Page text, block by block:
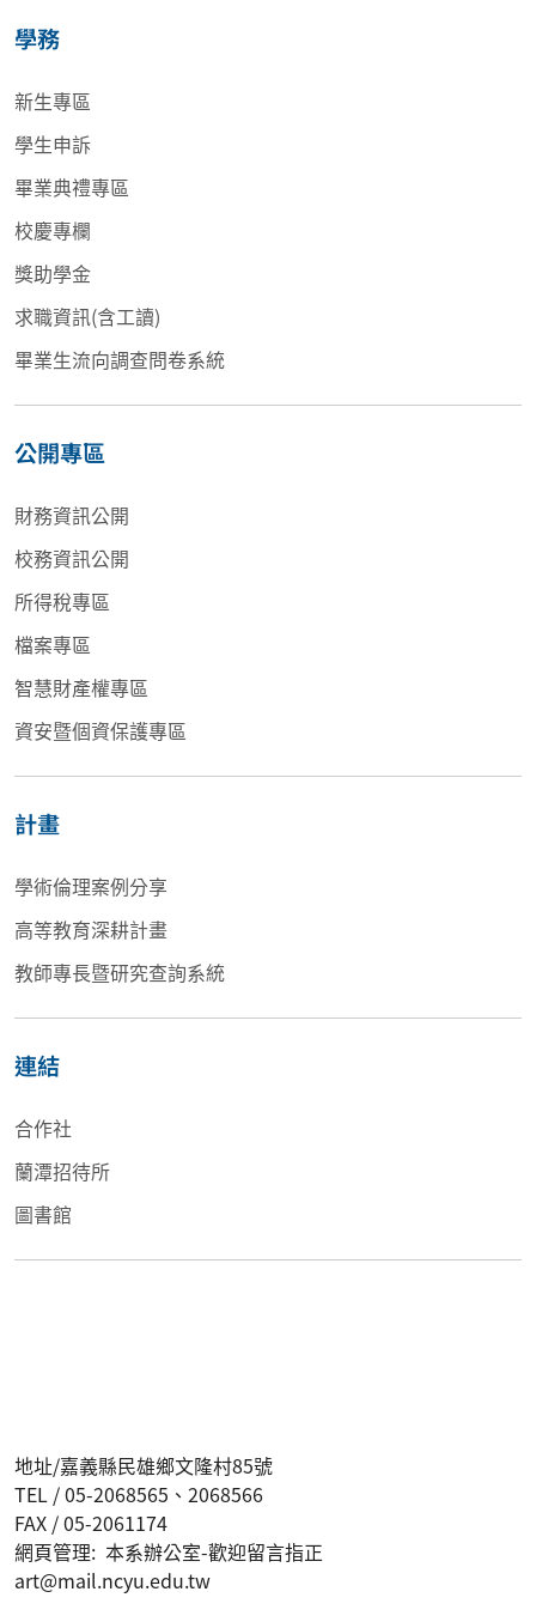
學務
新生專區
學生申訴
畢業典禮專區
校慶專欄
獎助學金
求職資訊(含工讀)
畢業生流向調查問卷系統
公開專區
財務資訊公開
校務資訊公開
所得稅專區
檔案專區
智慧財產權專區
資安暨個資保護專區
計畫
學術倫理案例分享
高等教育深耕計畫
教師專長暨研究查詢系統
連結
合作社
蘭潭招待所
圖書館
地址/嘉義縣民雄鄉文隆村85號
TEL / 05-2068565、2068566
FAX / 05-2061174
網頁管理: 本系辦公室-歡迎留言指正
art@mail.ncyu.edu.tw